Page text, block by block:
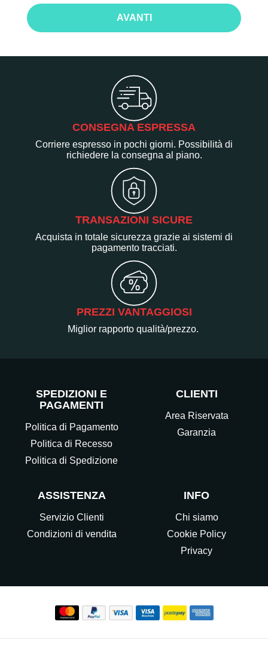
AVANTI
CONSEGNA ESPRESSA
Corriere espresso in pochi giorni. Possibilità di
richiedere la consegna al piano.
TRANSAZIONI SICURE
Acquista in totale sicurezza grazie ai sistemi di
pagamento tracciati.
PREZZI VANTAGGIOSI
Miglior rapporto qualità/prezzo.
SPEDIZIONI E
PAGAMENTI
Politica di Pagamento
Politica di Recesso
Politica di Spedizione
CLIENTI
Area Riservata
Garanzia
ASSISTENZA
Servizio Clienti
Condizioni di vendita
INFO
Chi siamo
Cookie Policy
Privacy